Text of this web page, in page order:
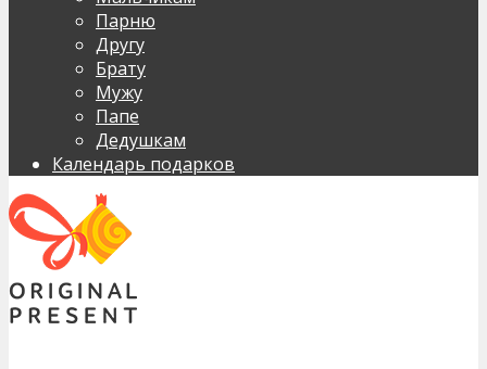
Парню
Другу
Брату
Мужу
Папе
Дедушкам
Календарь подарков